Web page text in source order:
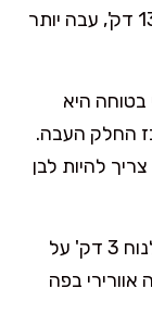
בעובי הפילה. פילה דק יסתדר ב-12–13 דק', עבה יותר
היא
במרכז החלק העבה.
להיות לבן
מוציאים ונותנים לעוף לנוח 3 דק' על
בפה